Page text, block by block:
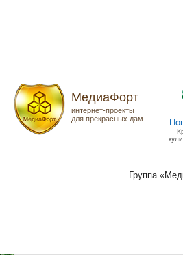
МедиаФорт
интернет-проекты
для прекрасных дам
Группа